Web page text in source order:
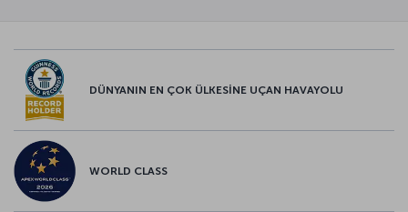
DÜNYANIN EN ÇOK ÜLKESİNE UÇAN HAVAYOLU
WORLD CLASS